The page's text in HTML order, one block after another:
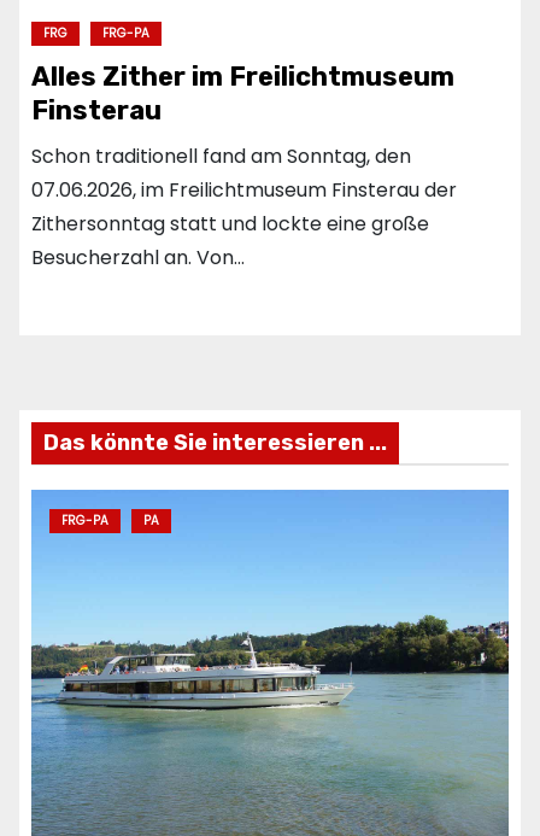
FRG FRG-PA
Alles Zither im Freilichtmuseum
Finsterau
Schon traditionell fand am Sonntag, den
07.06.2026, im Freilichtmuseum Finsterau der
Zithersonntag statt und lockte eine große
Besucherzahl an. Von…
Das könnte Sie interessieren ...
FRG-PA PA